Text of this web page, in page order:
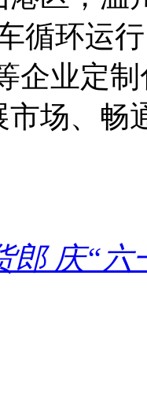
循环运
企业定
市场、畅
郎 庆“六